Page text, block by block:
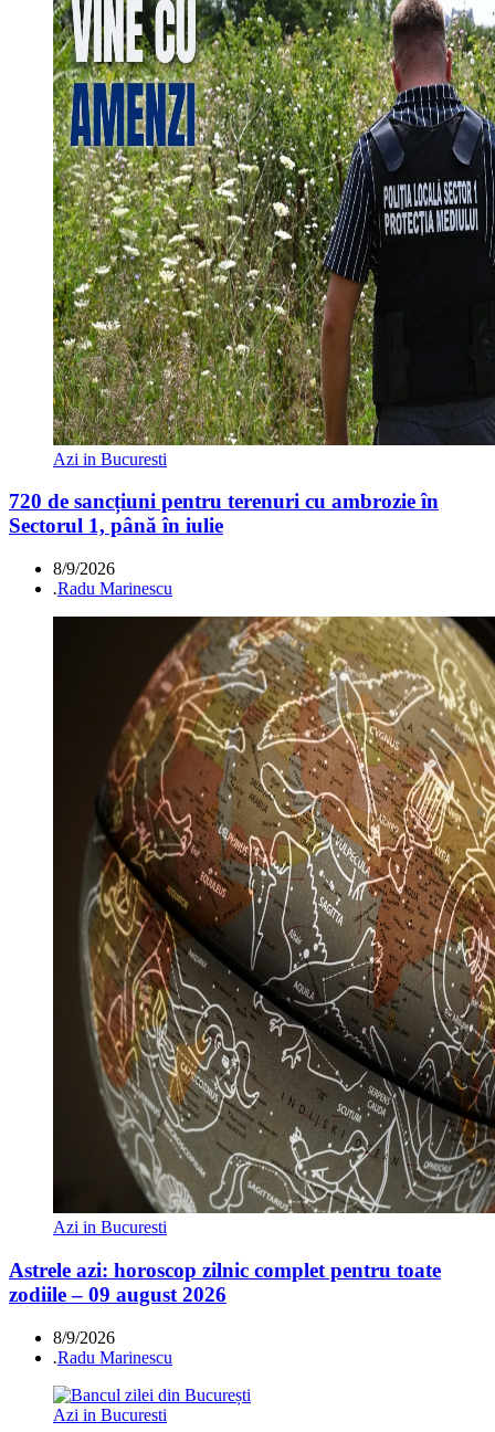
Azi in Bucuresti
720 de sancțiuni pentru terenuri cu ambrozie în
Sectorul 1, până în iulie
8/9/2026
.Radu Marinescu
Azi in Bucuresti
Astrele azi: horoscop zilnic complet pentru toate
zodiile – 09 august 2026
8/9/2026
.Radu Marinescu
Azi in Bucuresti